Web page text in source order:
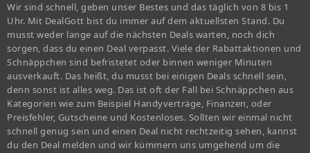
Wir sind schnell, geben unser Bestes und das täglich von 8 bis 1
Uhr. Mit DealGott bist du immer auf dem aktuellsten Stand. Du
musst weder lange auf die nächsten Deals warten, noch dich
sorgen, dass du einen Deal verpasst. Viele der Rabattaktionen und
Schnäppchen sind befristetet oder binnen weniger Minuten
ausverkauft. Das heißt, du musst bei einigen Deals schnell sein,
denn sonst ist alles weg. Das ist oft der Fall bei Schnäppchen aus
Kategorien wie zum Beispiel Handyverträge, Finanzen, oder
Preisfehler, Gutscheine und Kostenloses. Sollten wir einmal nicht
schnell genug sein und einen Deal nicht rechtzeitig sehen, kannst
du den Deal melden und wir kümmern uns umgehend um die